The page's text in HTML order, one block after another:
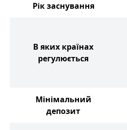
Рік заснування
В яких країнах
регулюється
Мінімальний
депозит